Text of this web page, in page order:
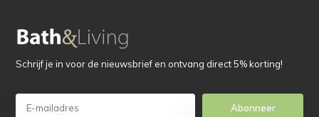
Schrijf je in voor de nieuwsbrief en ontvang direct 5% korting!
Abonneer